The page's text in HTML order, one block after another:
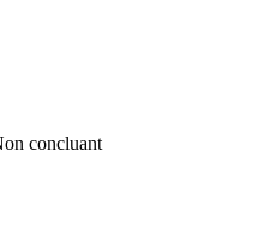
concluant